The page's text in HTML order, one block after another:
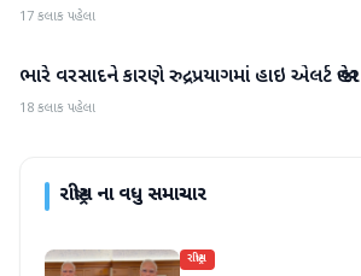
17 કલાક પહેલા
રાષ્ટ્રીય
ભારે વરસાદને કારણે રુદ્રપ્રયાગમાં હાઇ એલર્ટ જાહેર
18 કલાક પહેલા
રાષ્ટ્રીયના વધુ સમાચાર
રાષ્ટ્રીય